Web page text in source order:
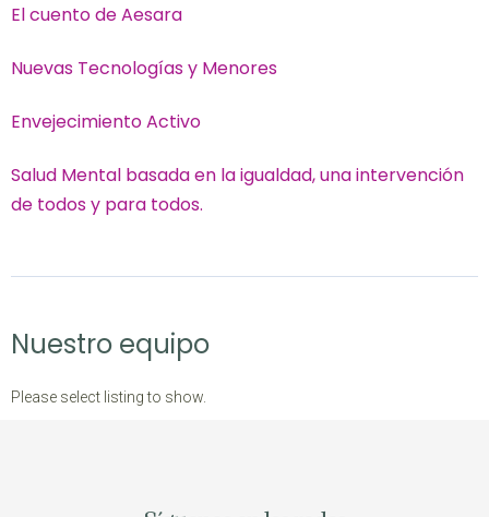
El cuento de Aesara
Nuevas Tecnologías y Menores
Envejecimiento Activo
Salud Mental basada en la igualdad, una intervención
de todos y para todos.
Nuestro equipo
Please select listing to show.